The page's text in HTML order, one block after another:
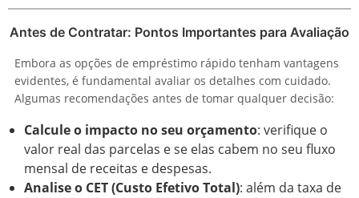
Antes de Contratar: Pontos Importantes para Avaliação
Embora as opções de empréstimo rápido tenham vantagens
evidentes, é fundamental avaliar os detalhes com cuidado.
Algumas recomendações antes de tomar qualquer decisão:
Calcule o impacto no seu orçamento: verifique o
valor real das parcelas e se elas cabem no seu fluxo
mensal de receitas e despesas.
Analise o CET (Custo Efetivo Total): além da taxa de